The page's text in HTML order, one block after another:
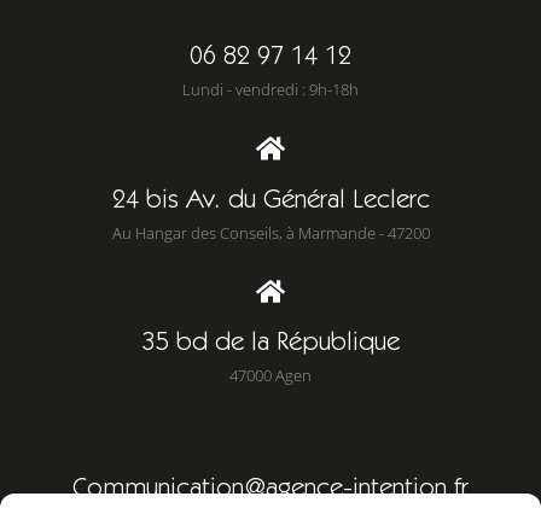
06 82 97 14 12
Lundi - vendredi : 9h-18h
24 bis Av. du Général Leclerc
Au Hangar des Conseils, à Marmande - 47200
35 bd de la République
47000 Agen
Communication@agence-intention.fr